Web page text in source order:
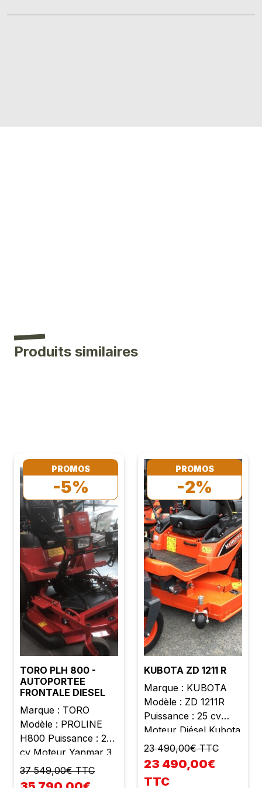
Produits similaires
PROMOS
-5%
TORO PLH 800 -
AUTOPORTEE
FRONTALE DIESEL
Marque : TORO
Modèle : PROLINE
H800 Puissance : 26
cv Moteur Yanmar 3
cylindres Cylindrée :
1126 cc Largeur de
37 549,00€ TTC
PROMOS
-2%
KUBOTA ZD 1211 R
Marque : KUBOTA
Modèle : ZD 1211R
Puissance : 25 cv
Moteur Diésel Kubota
3 cylindres Cylindrée :
1123 cc Poids : 800 kg
Largeur de coupe :
23 490,00€ TTC
23 490,00€
TTC